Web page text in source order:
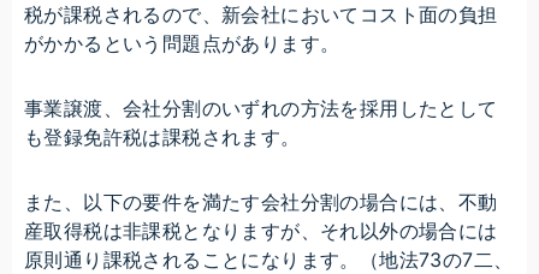
税が課税されるので、新会社においてコスト面の負担
がかかるという問題点があります。
事業譲渡、会社分割のいずれの方法を採用したとして
も登録免許税は課税されます。
また、以下の要件を満たす会社分割の場合には、不動
産取得税は非課税となりますが、それ以外の場合には
原則通り課税されることになります。
（地法73の7二、